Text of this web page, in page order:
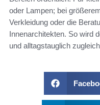
oder Lampen; bei
Verkleidung oder die
Innenarchitekten. So wird
und alltagstauglich